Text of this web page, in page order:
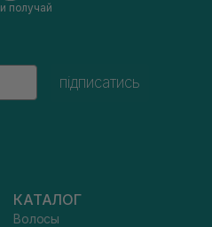
и получай
підписатись
КАТАЛОГ
Волосы